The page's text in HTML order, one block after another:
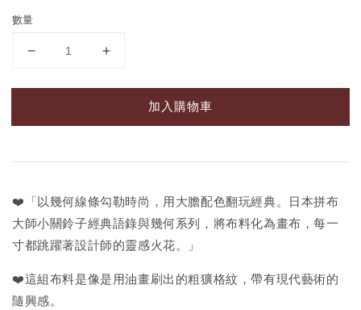
數量
加入購物車
❤️「以幾何線條勾勒時尚，用大膽配色翻玩經典。日本拼布
大師小關鈴子經典語錄與幾何系列，將布料化為畫布，每一
寸都跳躍著設計師的靈感火花。」
❤️這組布料是像是用油畫刷出的粗獷格紋，帶有現代藝術的
隨興感。